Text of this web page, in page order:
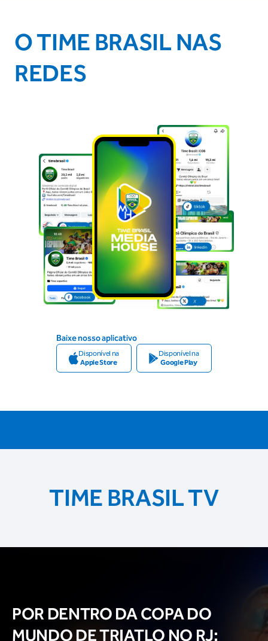
O TIME BRASIL NAS
REDES
Baixe nosso aplicativo
Disponível na
Apple Store
Disponível na
Google Play
TIME BRASIL TV
POR DENTRO DA COPA DO
MUNDO DE TRIATLO NO RJ: